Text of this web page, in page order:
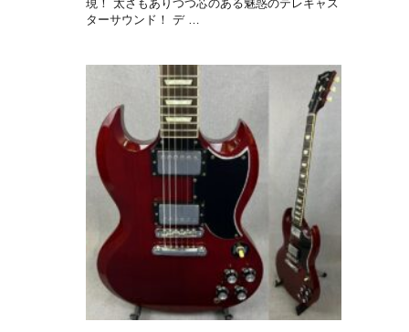
現！ 太さもありつつ芯のある魅惑のテレキャス
ターサウンド！ デ …